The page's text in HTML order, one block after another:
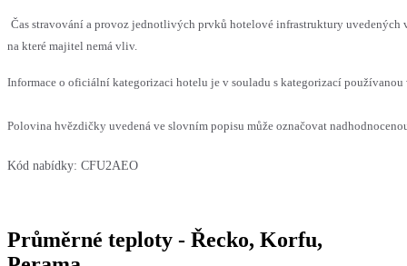
Čas stravování a provoz jednotlivých prvků hotelové infrastruktury uvedených
na které majitel nemá vliv.
Informace o oficiální kategorizaci hotelu je v souladu s kategorizací
Polovina hvězdičky uvedená ve slovním popisu může označovat
Kód nabídky: CFU2AEO
Průměrné teploty - Řecko, Korfu,